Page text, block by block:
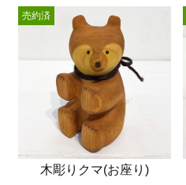
木彫りクマ(お座り)
売約済